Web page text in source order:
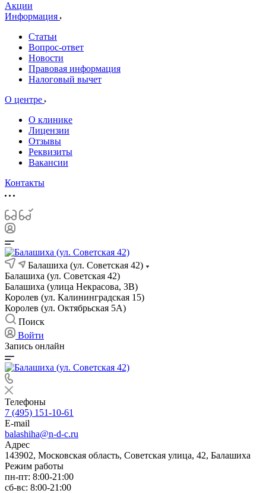
Акции
Информация
Статьи
Вопрос-ответ
Новости
Правовая информация
Налоговый вычет
О центре
О клинике
Лицензии
Отзывы
Реквизиты
Вакансии
Контакты
Балашиха (ул. Советская 42)
Балашиха (ул. Советская 42)
Балашиха (улица Некрасова, 3В)
Королев (ул. Калининградская 15)
Королев (ул. Октябрьская 5А)
Поиск
Войти
Запись онлайн
Телефоны
7 (495) 151-10-61
E-mail
balashiha@n-d-c.ru
Адрес
143902, Московская область, Советская улица, 42, Балашиха
Режим работы
пн-пт: 8:00-21:00
сб-вс: 8:00-21:00